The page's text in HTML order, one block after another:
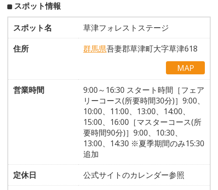
スポット情報
スポット名
草津フォレストステージ
住所
群馬県吾妻郡草津町大字草津618
MAP
営業時間
9:00～16:30 スタート時間［フェア
リーコース(所要時間30分)］9:00、
10:00、11:00、13:00、14:00、
15:00、16:00［マスターコース(所
要時間90分)］9:00、10:30、
13:00、14:30 ※夏季期間のみ15:30
追加
定休日
公式サイトのカレンダー参照